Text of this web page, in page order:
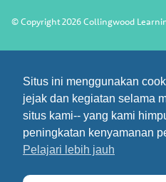
© Copyright 2026 Collingwood
Situs ini menggunakan
jejak dan kegiatan selama
situs kami-- yang kami
peningkatan kenyamanan
Pelajari lebih jauh